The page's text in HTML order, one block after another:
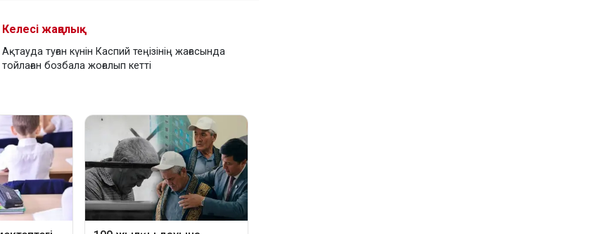
Келесі жаңалық
Ақтауда туған күнін Каспий теңізінің жағасында
тойлаған бозбала жоғалып кетті